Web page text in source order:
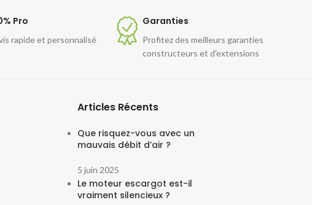
Pro
rapide et personnalisé
Garanties
Profitez des meilleurs garanties
constructeurs et d'extensions
Articles Récents
Que risquez-vous avec un
mauvais débit d’air ?
5 juin 2025
Le moteur escargot est-il
vraiment silencieux ?